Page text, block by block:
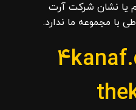
یا نشان شرکت آرت
با مجموعه ما ندارد.